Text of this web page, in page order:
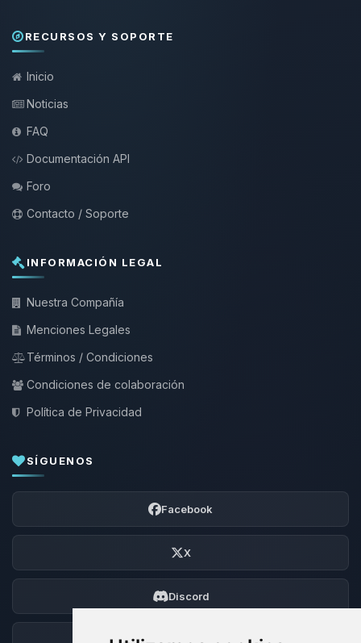
RECURSOS Y SOPORTE
Inicio
Noticias
FAQ
Documentación API
Foro
Contacto / Soporte
INFORMACIÓN LEGAL
Nuestra Compañía
Menciones Legales
Términos / Condiciones
Condiciones de colaboración
Política de Privacidad
SÍGUENOS
Facebook
X
Discord
Foro